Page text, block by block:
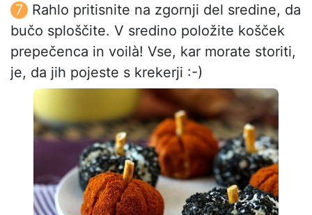
Rahlo pritisnite na zgornji del sredine, da
bučo sploščite. V sredino položite košček
prepečenca in voilà! Vse, kar morate storiti,
je, da jih pojeste s krekerji :-)